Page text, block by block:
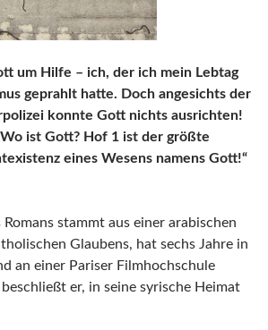
um Hilfe – ich, der ich mein Lebtag
geprahlt hatte. Doch angesichts der
konnte Gott nichts ausrichten!
ist Gott? Hof 1 ist der größte
eines Wesens namens Gott!“
stammt aus einer arabischen
Glaubens, hat sechs Jahre in
an einer Pariser Filmhochschule
er, in seine syrische Heimat